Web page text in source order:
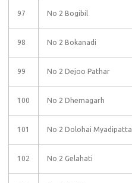
97 No 2 Bogibil
98 No 2 Bokanadi
99 No 2 Dejoo Pathar
100 No 2 Dhemagarh
101 No 2 Dolohai Myadipatta
102 No 2 Gelahati